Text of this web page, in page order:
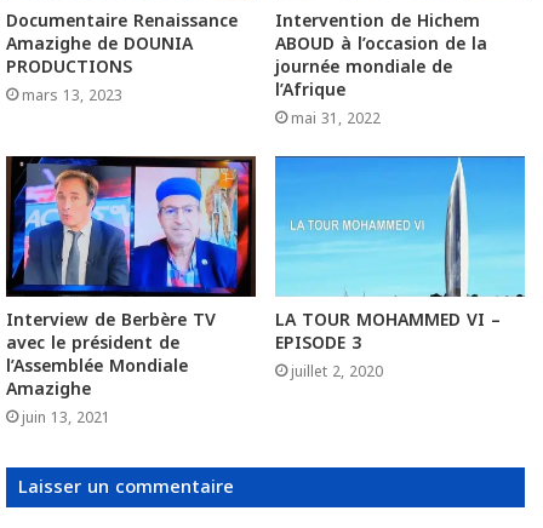
Documentaire Renaissance
Amazighe de DOUNIA
PRODUCTIONS
mars 13, 2023
Intervention de Hichem
ABOUD à l’occasion de la
journée mondiale de
l’Afrique
mai 31, 2022
Interview de Berbère TV
avec le président de
l’Assemblée Mondiale
Amazighe
juin 13, 2021
LA TOUR MOHAMMED VI –
EPISODE 3
juillet 2, 2020
Laisser un commentaire